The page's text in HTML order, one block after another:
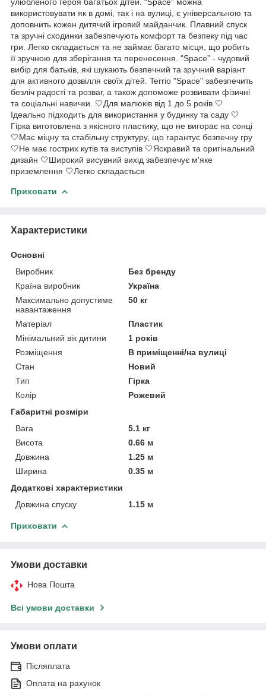
використовувати як в домі, так і на вулиці, є універсальною та
доповнить кожен дитячий ігровий майданчик. Плавний спуск
та зручні сходинки забезпечують комфорт та безпеку під час
гри. Легко складається та не займає багато місця, що робить
її зручною для зберігання та перенесення. “Space” - чудовий
вибір для батьків, які шукають безпечний та зручний варіант
для активного дозвілля своїх дітей. Terrio "Space" забезпечить
безліч радості та розваг, а також допоможе розвивати фізичні
та соціальні навички. 🤍Для малюків від 1 до 5 років 🤍
Ідеально підходить для використання у будинку та саду 🤍
Гірка виготовлена з якісного пластику, що не вигорає на сонці
🤍Має міцну та стабільну структуру, що гарантує безпечну гру
🤍Не має гострих кутів та виступів 🤍Яскравий та оригінальний
дизайн 🤍Широкий висувний вихід забезпечує м'яке
приземлення 🤍Легко складається
Приховати
Характеристики
Основні
Виробник
Без бренду
Країна виробник
Україна
Максимально допустиме
навантаження
50 кг
Матеріал
Пластик
Мінімальний вік дитини
1 років
Розміщення
В приміщенні/на вулиці
Стан
Новий
Тип
Гірка
Колір
Рожевий
Габаритні розміри
Вага
5.1 кг
Висота
0.66 м
Довжина
1.25 м
Ширина
0.35 м
Додаткові характеристики
Довжина спуску
1.15 м
Приховати
Умови доставки
Нова Пошта
Всі умови доставки
Умови оплати
Післяплата
Оплата на рахунок